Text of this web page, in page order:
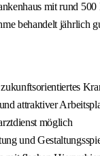
mit rund
behandelt jährlich
attraktiver
möglich
und